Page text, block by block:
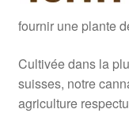
fournir une plante
Cultivée dans la
suisses, notre
agriculture